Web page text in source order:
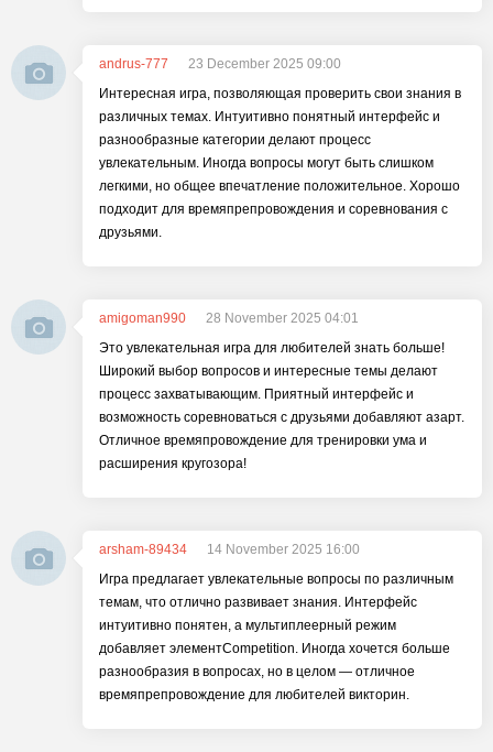
andrus-777
23 December 2025 09:00
Интересная игра, позволяющая проверить свои знания в
различных темах. Интуитивно понятный интерфейс и
разнообразные категории делают процесс
увлекательным. Иногда вопросы могут быть слишком
легкими, но общее впечатление положительное. Хорошо
подходит для времяпрепровождения и соревнования с
друзьями.
amigoman990
28 November 2025 04:01
Это увлекательная игра для любителей знать больше!
Широкий выбор вопросов и интересные темы делают
процесс захватывающим. Приятный интерфейс и
возможность соревноваться с друзьями добавляют азарт.
Отличное времяпровождение для тренировки ума и
расширения кругозора!
arsham-89434
14 November 2025 16:00
Игра предлагает увлекательные вопросы по различным
темам, что отлично развивает знания. Интерфейс
интуитивно понятен, а мультиплеерный режим
добавляет элементCompetition. Иногда хочется больше
разнообразия в вопросах, но в целом — отличное
времяпрепровождение для любителей викторин.